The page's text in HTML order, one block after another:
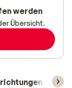
werden
Übersicht.